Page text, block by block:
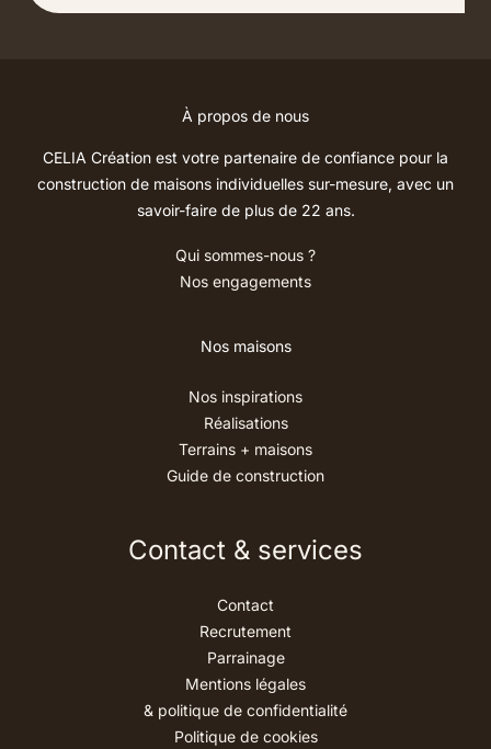
À propos de nous
CELIA Création est votre partenaire de confiance pour la
construction de maisons individuelles sur-mesure, avec un
savoir-faire de plus de 22 ans.
Qui sommes-nous ?
Nos engagements
Nos maisons
Nos inspirations
Réalisations
Terrains + maisons
Guide de construction
Contact & services
Contact
Recrutement
Parrainage
Mentions légales
& politique de confidentialité
Politique de cookies